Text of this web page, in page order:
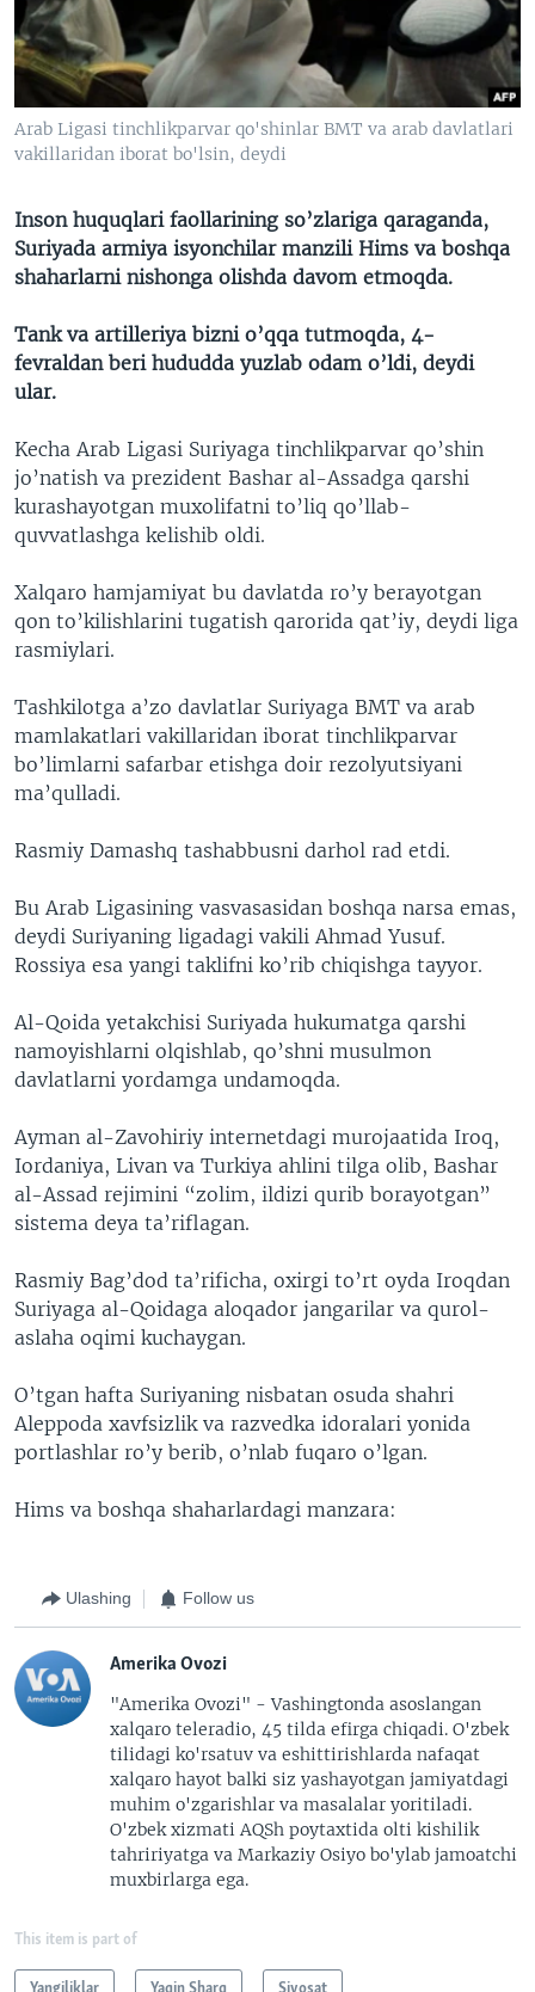
VIDEO
XABARLAR SURATLARDA
ODNOKLASSNIKI
TELEGRAM
TWITTER
SOUNDCLOUD
VOA
Arab Ligasi tinchlikparvar qo'shinlar BMT va arab davlatlari
vakillaridan iborat bo'lsin, deydi
Inson huquqlari faollarining so’zlariga qaraganda,
Suriyada armiya isyonchilar manzili Hims va boshqa
shaharlarni nishonga olishda davom etmoqda.
Tank va artilleriya bizni o’qqa tutmoqda, 4-
fevraldan beri hududda yuzlab odam o’ldi, deydi
ular.
Kecha Arab Ligasi Suriyaga tinchlikparvar qo’shin
jo’natish va prezident Bashar al-Assadga qarshi
kurashayotgan muxolifatni to’liq qo’llab-
quvvatlashga kelishib oldi.
Xalqaro hamjamiyat bu davlatda ro’y berayotgan
qon to’kilishlarini tugatish qarorida qat’iy, deydi liga
rasmiylari.
Tashkilotga a’zo davlatlar Suriyaga BMT va arab
mamlakatlari vakillaridan iborat tinchlikparvar
bo’limlarni safarbar etishga doir rezolyutsiyani
ma’qulladi.
Rasmiy Damashq tashabbusni darhol rad etdi.
Bu Arab Ligasining vasvasasidan boshqa narsa emas,
deydi Suriyaning ligadagi vakili Ahmad Yusuf.
Rossiya esa yangi taklifni ko’rib chiqishga tayyor.
Al-Qoida yetakchisi Suriyada hukumatga qarshi
namoyishlarni olqishlab, qo’shni musulmon
davlatlarni yordamga undamoqda.
Ayman al-Zavohiriy internetdagi murojaatida Iroq,
Iordaniya, Livan va Turkiya ahlini tilga olib, Bashar
al-Assad rejimini “zolim, ildizi qurib borayotgan”
sistema deya ta’riflagan.
Rasmiy Bag’dod ta’rificha, oxirgi to’rt oyda Iroqdan
Suriyaga al-Qoidaga aloqador jangarilar va qurol-
aslaha oqimi kuchaygan.
O’tgan hafta Suriyaning nisbatan osuda shahri
Aleppoda xavfsizlik va razvedka idoralari yonida
portlashlar ro’y berib, o’nlab fuqaro o’lgan.
Hims va boshqa shaharlardagi manzara:
Ulashing Follow us
Amerika Ovozi
"Amerika Ovozi" - Vashingtonda asoslangan
xalqaro teleradio, 45 tilda efirga chiqadi. O'zbek
tilidagi ko'rsatuv va eshittirishlarda nafaqat
xalqaro hayot balki siz yashayotgan jamiyatdagi
muhim o'zgarishlar va masalalar yoritiladi.
O'zbek xizmati AQSh poytaxtida olti kishilik
tahririyatga va Markaziy Osiyo bo'ylab jamoatchi
muxbirlarga ega.
This item is part of
Yangiliklar Yaqin Sharq Siyosat